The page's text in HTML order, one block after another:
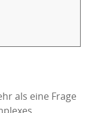
als eine Frage